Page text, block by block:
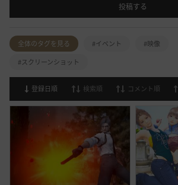
投稿する
全体のタグを見る #イベント
#映像
#スクリーンショット
登録日順 検索順 コメント順